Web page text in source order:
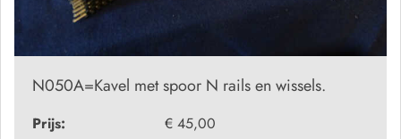
N050A=Kavel met spoor N rails en wissels.
Prijs:
€ 45,00